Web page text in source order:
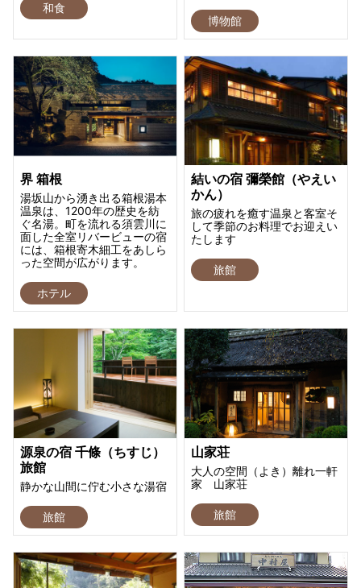
和食
博物館
界 箱根
湯坂山から湧き出る箱根湯本
温泉は、1200年の歴史を紡
ぐ名湯。町を流れる須雲川に
面した全室リバービューの宿
には、箱根寄木細工をあしら
った空間が広がります。
ホテル
結いの宿 彌榮館（やえい
かん）
旅の疲れを癒す温泉と客室そ
して季節のお料理でお迎えい
たします
旅館
源泉の宿 千條（ちすじ）
旅館
静かな山間に佇む小さな湯宿
旅館
山家荘
大人の空間（よき）離れ一軒
家 山家荘
旅館